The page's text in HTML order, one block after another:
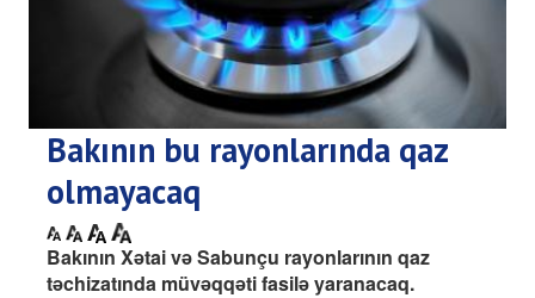
Bakının bu rayonlarında qaz
olmayacaq
Bakının Xətai və Sabunçu rayonlarının qaz
təchizatında müvəqqəti fasilə yaranacaq.